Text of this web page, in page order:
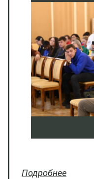
Подробнее